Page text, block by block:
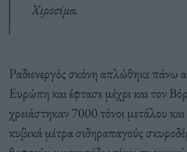
Χιροσίμα.
Ραδιενεργός σκόνη απλώθηκε πάνω
Ευρώπη και έφτασε μέχρι και τον
χρειάστηκαν 7000 τόνοι μετάλου
κυβικά μέτρα σιδηραπαγούς